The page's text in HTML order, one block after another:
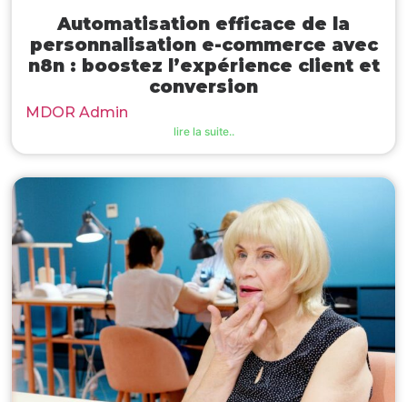
Automatisation efficace de la
personnalisation e-commerce avec
n8n : boostez l’expérience client et
conversion
MDOR Admin
lire la suite..